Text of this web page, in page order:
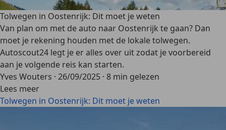
Tolwegen in Oostenrijk: Dit moet je weten
Van plan om met de auto naar Oostenrijk te gaan? Dan
moet je rekening houden met de lokale tolwegen.
Autoscout24 legt je er alles over uit zodat je voorbereid
aan je volgende reis kan starten.
Yves Wouters · 26/09/2025 · 8 min gelezen
Lees meer
Tolwegen in Oostenrijk: Dit moet je weten